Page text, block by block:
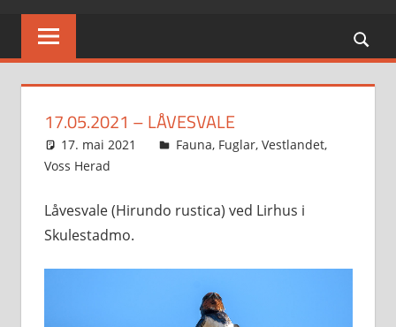
17.05.2021 – LÅVESVALE
17. mai 2021 Svein
Fauna, Fuglar, Vestlandet,
Voss Herad
Låvesvale (Hirundo rustica) ved Lirhus i
Skulestadmo.